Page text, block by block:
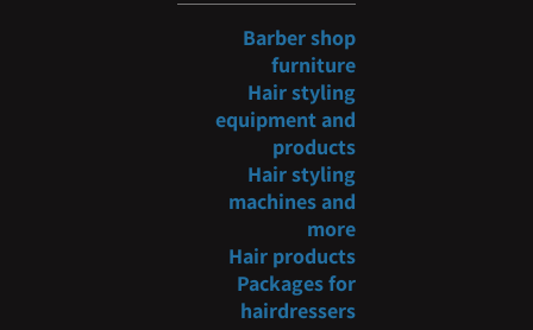
Barber shop
furniture
Hair styling
equipment and
products
Hair styling
machines and
more
Hair products
Packages for
hairdressers